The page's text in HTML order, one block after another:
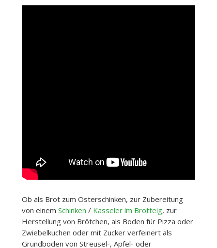
Ob als Brot zum Osterschinken, zur Zubereitung
von einem Schinken / Kasseler im Brotteig, zur
Herstellung von Brötchen, als Boden für Pizza oder
Zwiebelkuchen oder mit Zucker verfeinert als
Grundboden von Streusel-, Apfel- oder